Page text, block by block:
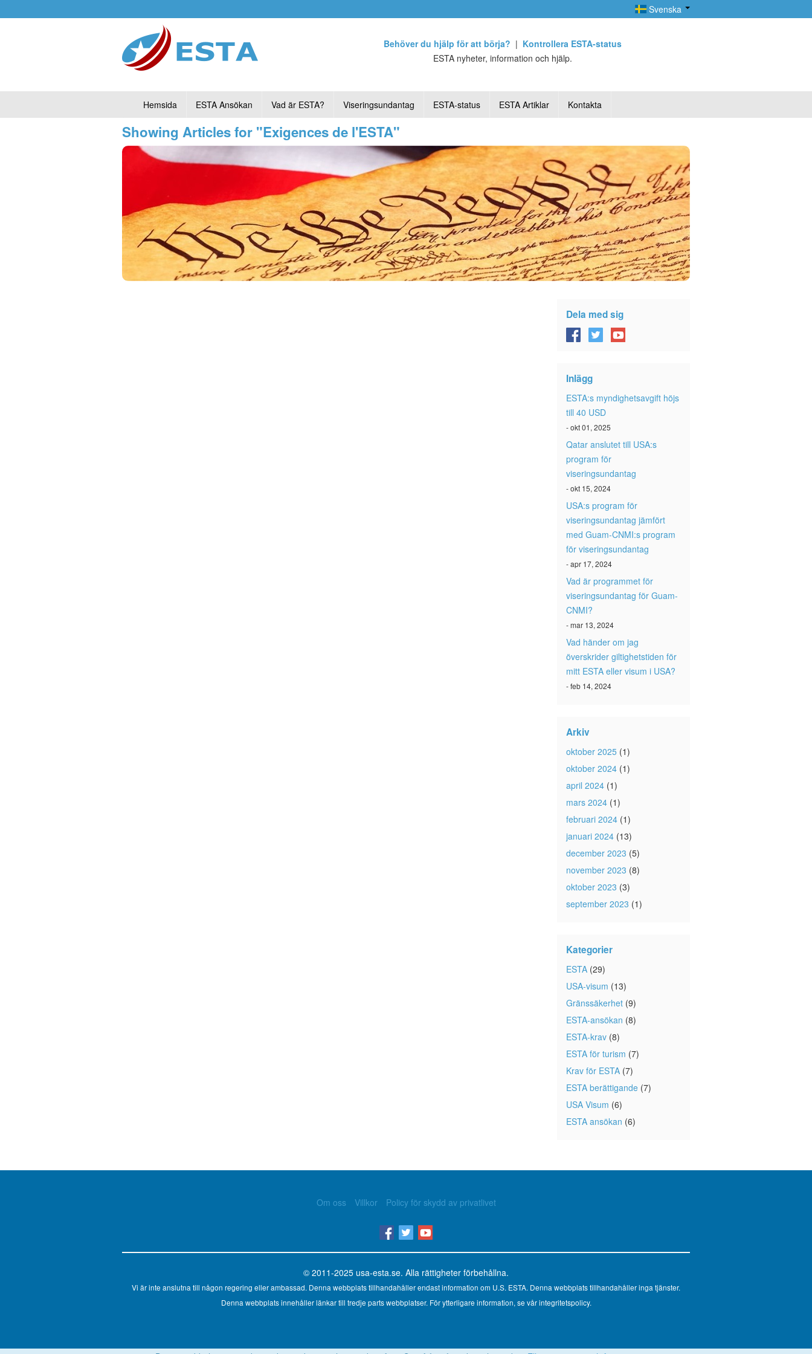
Svenska
Behöver du hjälp för att börja? | Kontrollera ESTA-status
ESTA nyheter, information och hjälp.
Hemsida ESTA Ansökan Vad är ESTA? Viseringsundantag ESTA-status ESTA Artiklar Kontakta
Showing Articles for "Exigences de l'ESTA"
Dela med sig
Inlägg
ESTA:s myndighetsavgift höjs
till 40 USD
- okt 01, 2025
Qatar anslutet till USA:s
program för
viseringsundantag
- okt 15, 2024
USA:s program för
viseringsundantag jämfört
med Guam-CNMI:s program
för viseringsundantag
- apr 17, 2024
Vad är programmet för
viseringsundantag för Guam-
CNMI?
- mar 13, 2024
Vad händer om jag
överskrider giltighetstiden för
mitt ESTA eller visum i USA?
- feb 14, 2024
Arkiv
oktober 2025 (1)
oktober 2024 (1)
april 2024 (1)
mars 2024 (1)
februari 2024 (1)
januari 2024 (13)
december 2023 (5)
november 2023 (8)
oktober 2023 (3)
september 2023 (1)
Kategorier
ESTA (29)
USA-visum (13)
Gränssäkerhet (9)
ESTA-ansökan (8)
ESTA-krav (8)
ESTA för turism (7)
Krav för ESTA (7)
ESTA berättigande (7)
USA Visum (6)
ESTA ansökan (6)
Om oss Villkor Policy för skydd av privatlivet
© 2011-2025 usa-esta.se. Alla rättigheter förbehållna.
Vi är inte anslutna till någon regering eller ambassad. Denna webbplats tillhandahåller endast information om U.S. ESTA. Denna webbplats tillhandahåller inga tjänster.
Denna webbplats innehåller länkar till tredje parts webbplatser. För ytterligare information, se vår integritetspolicy.